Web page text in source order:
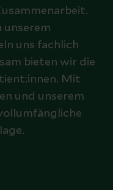
unserem
uns fachlich
bieten wir die
Mit
und unserem